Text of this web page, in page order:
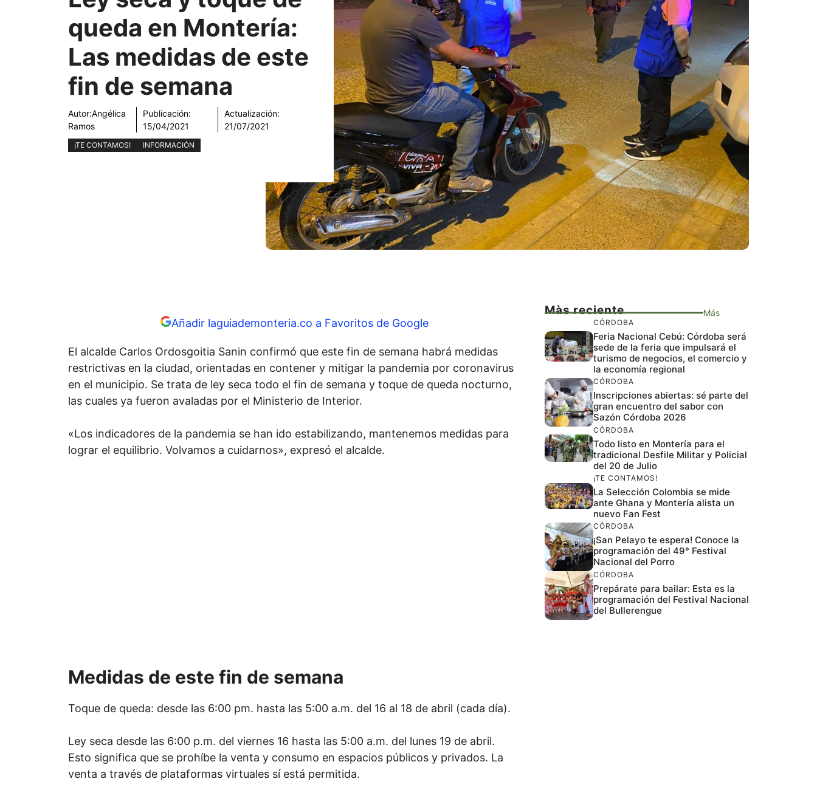
queda en Montería:
Las medidas de este
fin de semana
Autor:Angélica
Ramos
Publicación:
15/04/2021
Actualización:
21/07/2021
¡TE CONTAMOS! INFORMACIÓN
Añadir laguiademonteria.co a Favoritos de Google
El alcalde Carlos Ordosgoitia Sanin confirmó que este fin de semana habrá medidas
restrictivas en la ciudad, orientadas en contener y mitigar la pandemia por coronavirus
en el municipio. Se trata de ley seca todo el fin de semana y toque de queda nocturno,
las cuales ya fueron avaladas por el Ministerio de Interior.
«Los indicadores de la pandemia se han ido estabilizando, mantenemos medidas para
lograr el equilibrio. Volvamos a cuidarnos», expresó el alcalde.
Medidas de este fin de semana
Toque de queda: desde las 6:00 pm. hasta las 5:00 a.m. del 16 al 18 de abril (cada día).
Ley seca desde las 6:00 p.m. del viernes 16 hasta las 5:00 a.m. del lunes 19 de abril.
Esto significa que se prohíbe la venta y consumo en espacios públicos y privados. La
venta a través de plataformas virtuales sí está permitida.
Màs reciente Más
CÓRDOBA
Feria Nacional Cebú: Córdoba será
sede de la feria que impulsará el
turismo de negocios, el comercio y
la economía regional
CÓRDOBA
Inscripciones abiertas: sé parte del
gran encuentro del sabor con
Sazón Córdoba 2026
CÓRDOBA
Todo listo en Montería para el
tradicional Desfile Militar y Policial
del 20 de Julio
¡TE CONTAMOS!
La Selección Colombia se mide
ante Ghana y Montería alista un
nuevo Fan Fest
CÓRDOBA
¡San Pelayo te espera! Conoce la
programación del 49° Festival
Nacional del Porro
CÓRDOBA
Prepárate para bailar: Esta es la
programación del Festival Nacional
del Bullerengue